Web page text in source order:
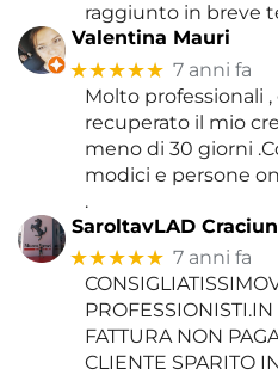
raggiunto in breve
Valentina Mauri
★★★★★ 7 anni fa
Molto professionali ,
recuperato il mio
meno di 30 giorni
modici e persone
.
SaroltavLAD
★★★★★ 7 anni fa
FATTURA NON
CLIENTE SPARITO